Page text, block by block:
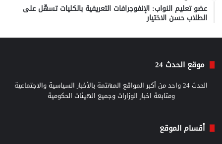
عضو تعليم النواب: الإنفوجرافات التعريفية بالكليات تسهّل على
الطلاب حسن الاختيار
موقع الحدث 24
الحدث 24 واحد من أكبر المواقع المهتمة بالأخبار السياسية والاجتماعية
ومتابعة اخبار الوزارات وجميع الهيئات الحكومية
أقسام الموقع